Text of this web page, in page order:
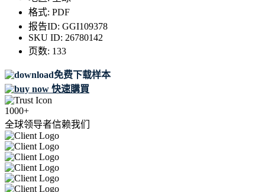
格式: PDF
报告ID: GGI109378
SKU ID: 26780142
页数: 133
免费下载样本
快速購買
1000+
全球领导者信赖我们